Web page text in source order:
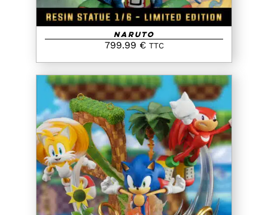
Naruto
799.99 € TTC
AJOUTER AU PANIER
/
DETAILS